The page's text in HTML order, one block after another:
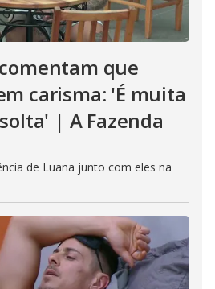
que
carisma: 'É muita
| A Fazenda
de Luana junto com eles na